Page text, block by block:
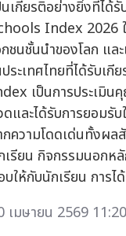
นเกียรติอย่างยิ่งที่ได้
Index 2026
ชนชั้นนำของโลก แล
ประเทศไทยที่ได้รับเ
เป็นการประเมิน
ดและได้รับการยอมรั
กความโดดเด่นทั้งผล
เรียน กิจกรรมนอกหลั
บให้กับนักเรียน การไ
เมษายน 2569